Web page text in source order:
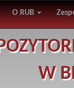
O RUB
W